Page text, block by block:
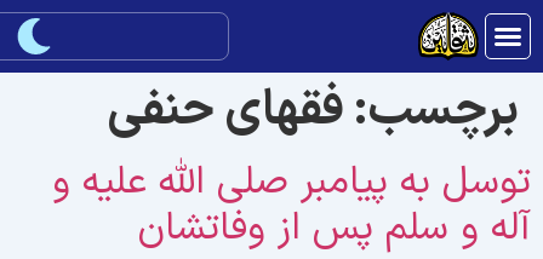
برچسب:فقهای حنفی
به پیامبر صلی الله علیه و
و سلم پس از وفاتشان